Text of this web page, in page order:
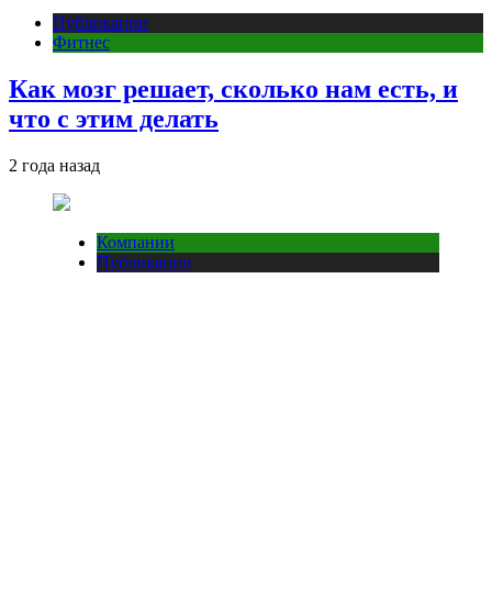
Публикации
Фитнес
Как мозг решает, сколько нам есть, и
что с этим делать
2 года назад
Компании
Публикации